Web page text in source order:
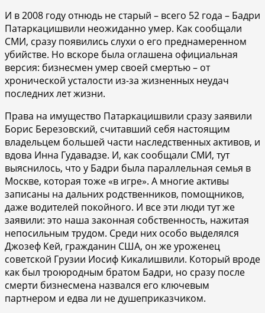
И в 2008 году отнюдь не старый – всего 52 года – Бадри
Патаркацишвили неожиданно умер. Как сообщали
СМИ, сразу появились слухи о его преднамеренном
убийстве. Но вскоре была оглашена официальная
версия: бизнесмен умер своей смертью – от
хронической усталости из-за жизненных неудач
последних лет жизни.
Права на имущество Патаркацишвили сразу заявили
Борис Березовский, считавший себя настоящим
владельцем большей части наследственных активов, и
вдова Инна Гудавадзе. И, как сообщали СМИ, тут
выяснилось, что у Бадри была параллельная семья в
Москве, которая тоже «в игре». А многие активы
записаны на дальних родственников, помощников,
даже водителей покойного. И все эти люди тут же
заявили: это наша законная собственность, нажитая
непосильным трудом. Среди них особо выделялся
Джозеф Кей, гражданин США, он же уроженец
советской Грузии Иосиф Кикалишвили. Который вроде
как был троюродным братом Бадри, но сразу после
смерти бизнесмена назвался его ключевым
партнером и едва ли не душеприказчиком.